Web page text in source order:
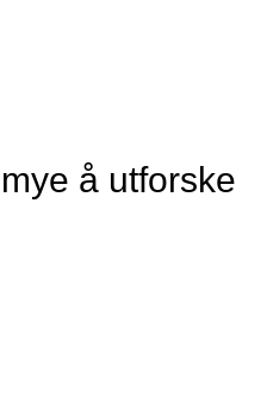
å utforske